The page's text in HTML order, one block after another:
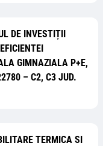
DE INVESTIȚII
GIMNAZIALA P+E,
– C2, C3 JUD.
TERMICA SI